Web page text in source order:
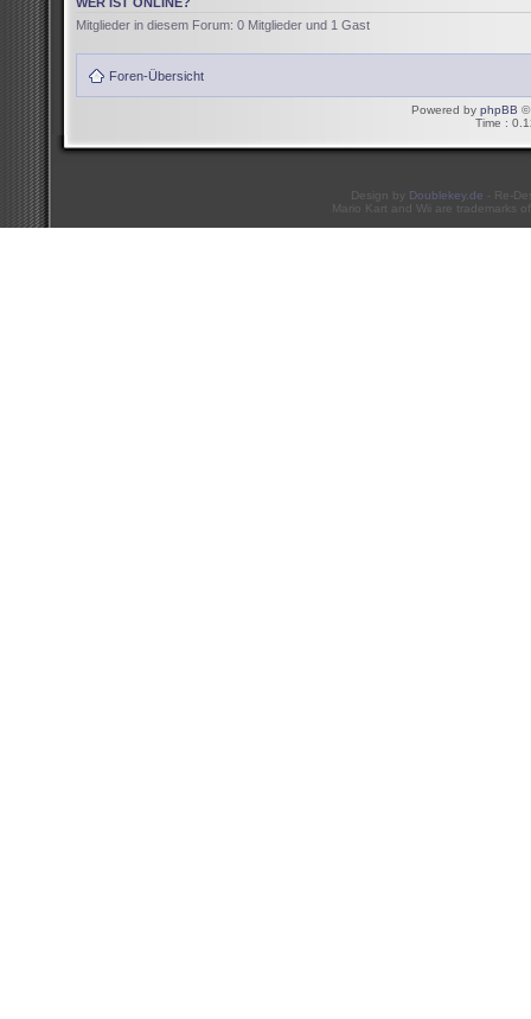
Mitglieder in diesem Forum: 0 Mitglieder und 1 Gast
Foren-Übersicht
Powered by phpBB ©
Time :
Design by Doublekey.de - Re-
Mario Kart and Wii are trademarks